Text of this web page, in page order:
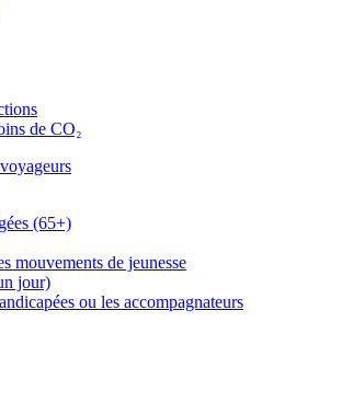
de CO₂
(65+)
mouvements de jeunesse
jour)
ou les accompagnateurs